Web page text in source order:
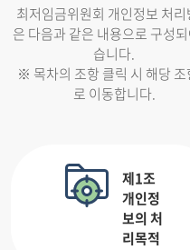
최저임금위원회 개인정보 처리
은 다음과 같은 내용으로 구성
습니다.
※ 목차의 조항 클릭 시 해당 조
로 이동합니다.
제1조
개인정
보의 처
리목적